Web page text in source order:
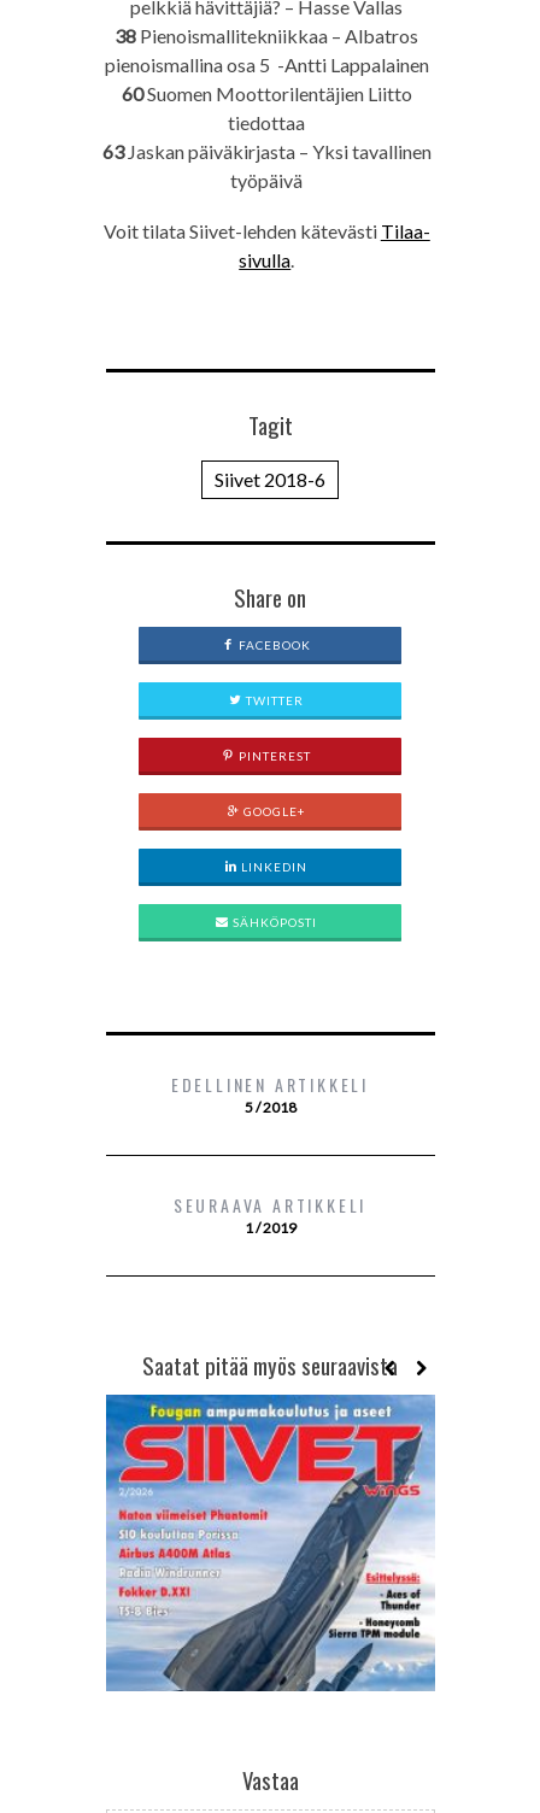
pelkkiä hävittäjiä? – Hasse Vallas
38 Pienoismallitekniikkaa – Albatros
pienoismallina osa 5 -Antti Lappalainen
60Suomen Moottorilentäjien Liitto
tiedottaa
63Jaskan päiväkirjasta – Yksi tavallinen
työpäivä
Voit tilata Siivet-lehden kätevästi Tilaa-
sivulla.
Tagit
Siivet 2018-6
Share on
FACEBOOK
TWITTER
PINTEREST
GOOGLE+
LINKEDIN
SÄHKÖPOSTI
EDELLINEN ARTIKKELI
5 / 2018
SEURAAVA ARTIKKELI
1 / 2019
Saatat pitää myös seuraavista
Vastaa